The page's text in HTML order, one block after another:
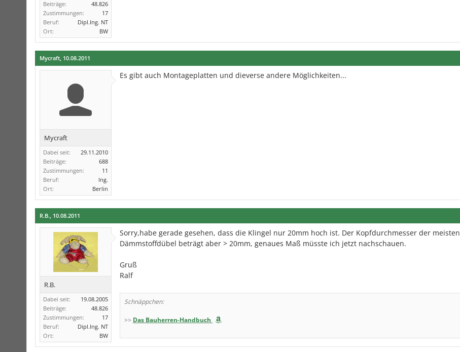
Beiträge:
48.826
Zustimmungen:
17
Beruf:
Dipl.Ing. NT
Ort:
BW
Mycraft, 10.08.2011
Mycraft
Dabei seit:
29.11.2010
Beiträge:
688
Zustimmungen:
11
Beruf:
Ing.
Ort:
Berlin
Es gibt auch Montageplatten und dieverse andere Möglichkeiten...
R.B., 10.08.2011
R.B.
Dabei seit:
19.08.2005
Beiträge:
48.826
Zustimmungen:
17
Beruf:
Dipl.Ing. NT
Ort:
BW
Sorry,habe gerade gesehen, dass die Klingel nur 20mm hoch ist. Der Kopfdurchmesser der meisten
Dämmstoffdübel beträgt aber > 20mm, genaues Maß müsste ich jetzt nachschauen.
Gruß
Ralf
Schnäppchen:
>> Das Bauherren-Handbuch